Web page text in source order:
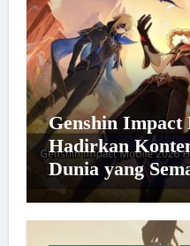
Genshin Impact
Hadirkan
Dunia yang